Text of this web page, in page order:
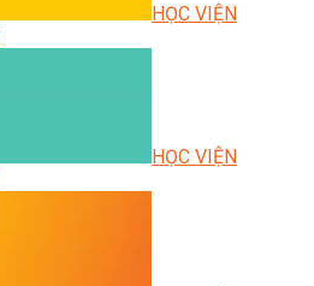
HỌC VIỆN
HỌC VIỆN